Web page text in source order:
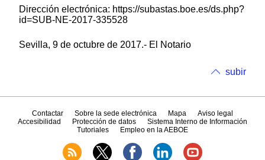
Dirección electrónica: https://subastas.boe.es/ds.php?
id=SUB-NE-2017-335528
Sevilla, 9 de octubre de 2017.- El Notario
subir
Contactar Sobre la sede electrónica Mapa
Aviso legal
Accesibilidad
Protección de datos
Sistema Interno de Información
Tutoriales
Empleo en la AEBOE